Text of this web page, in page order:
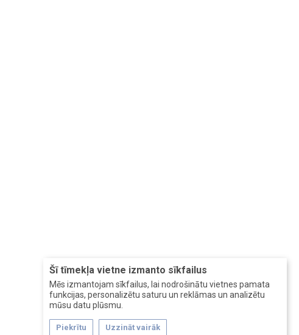
Šī tīmekļa vietne izmanto sīkfailus
Mēs izmantojam sīkfailus, lai nodrošinātu vietnes pamata
funkcijas, personalizētu saturu un reklāmas un analizētu
mūsu datu plūsmu.
Piekrītu Uzzināt vairāk